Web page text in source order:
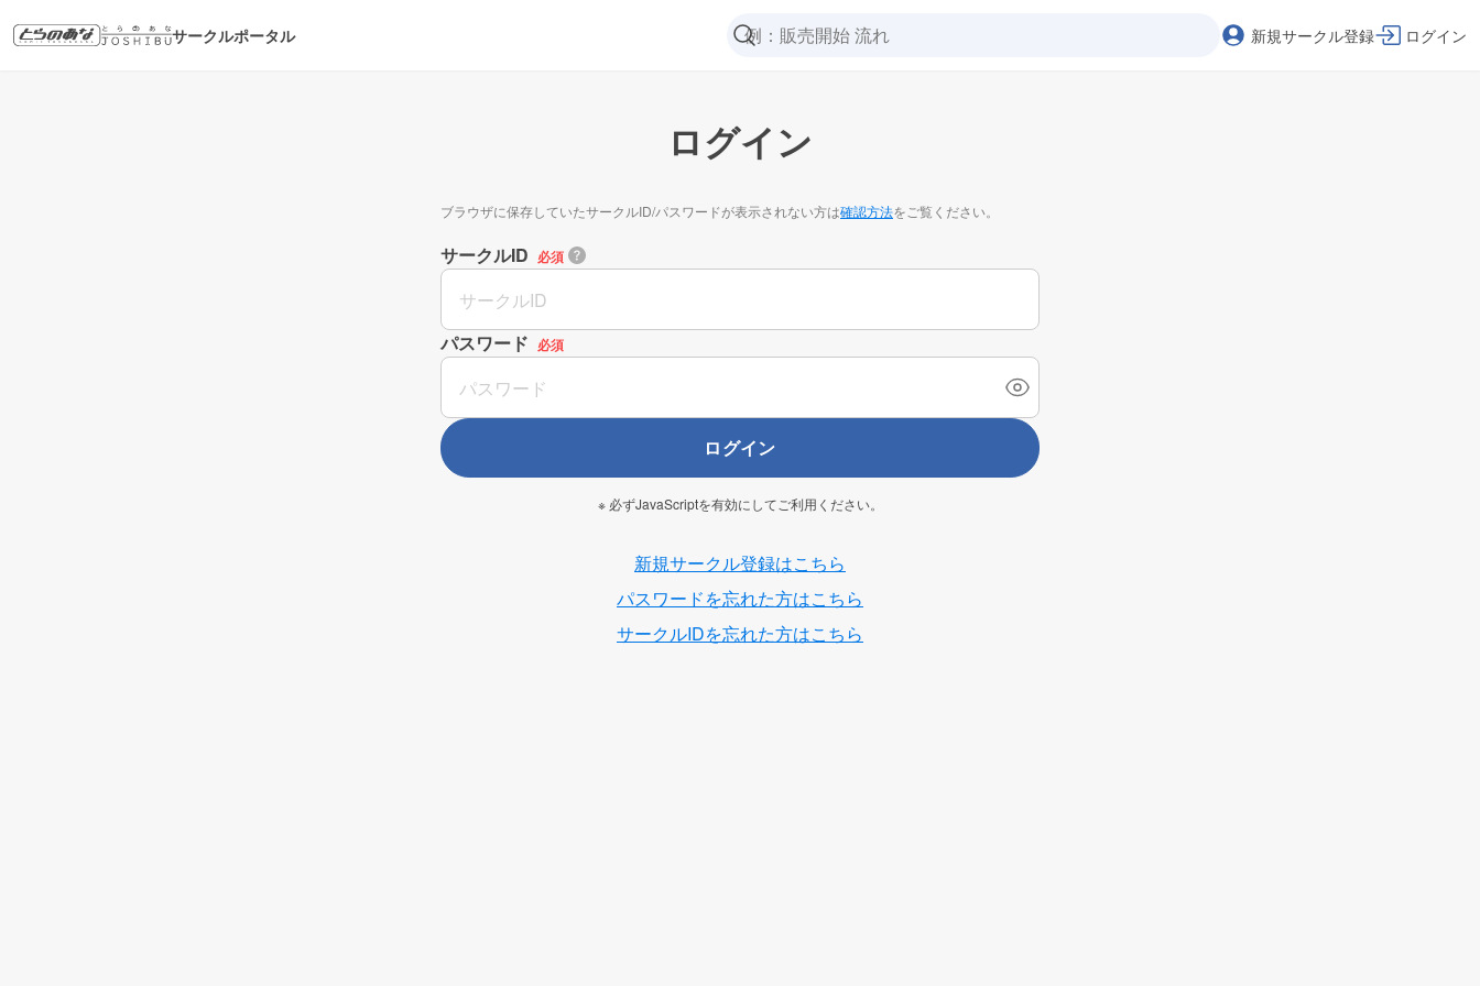
サークルポータル 新規サークル登録 ログイン
ログイン
ブラウザに保存していたサークルID/パスワードが表示されない方は確認方法をご覧ください。
サークルID 必須
パスワード 必須
ログイン
※ 必ずJavaScriptを有効にしてご利用ください。
新規サークル登録はこちら
パスワードを忘れた方はこちら
サークルIDを忘れた方はこちら